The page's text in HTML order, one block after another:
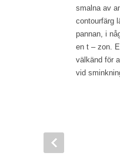
smalna av
contourfärg
pannan, i
en t – zon.
välkänd för
vid